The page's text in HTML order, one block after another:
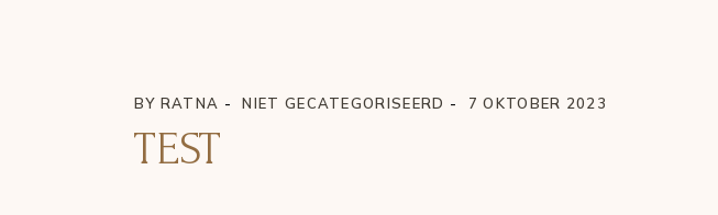
BY RATNA NIET GECATEGORISEERD 7 OKTOBER 2023
TEST